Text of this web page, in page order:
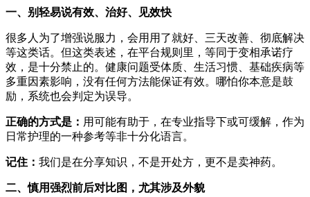
一、别轻易说有效、治好、见效快
很多人为了增强说服力，会用用了就好、三天改善、彻底解决
等这类话。但这类表述，在平台规则里，等同于变相承诺疗
效，是十分禁止的。健康问题受体质、生活习惯、基础疾病等
多重因素影响，没有任何方法能保证有效。哪怕你本意是鼓
励，系统也会判定为误导。
正确的方式是： 用可能有助于，在专业指导下或可缓解，作为
日常护理的一种参考等非十分化语言。
记住： 我们是在分享知识，不是开处方，更不是卖神药。
二、慎用强烈前后对比图，尤其涉及外貌